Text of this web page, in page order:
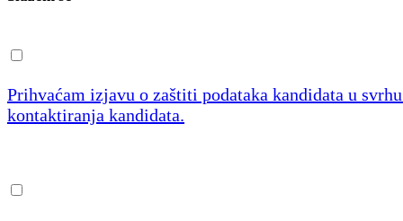
Prihvaćam izjavu o zaštiti podataka kandidata u
kontaktiranja kandidata.